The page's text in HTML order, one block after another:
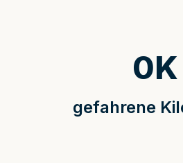
gefahrene
0K